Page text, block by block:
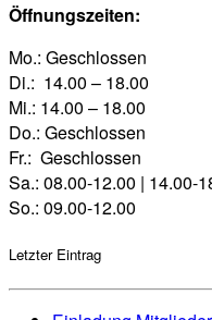
Öffnungszeiten:
Mo.: Geschlossen
Di.: 14.00 – 18.00
Mi.: 14.00 – 18.00
Do.: Geschlossen
Fr.: Geschlossen
Sa.: 08.00-12.00 | 14.00-
So.: 09.00-12.00
Letzter Eintrag